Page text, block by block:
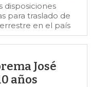
disposiciones
para traslado de
en el país
José
años